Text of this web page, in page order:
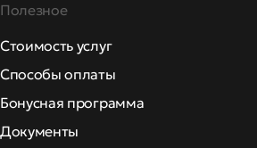
Полезное
Стоимость услуг
Способы оплаты
Бонусная программа
Документы